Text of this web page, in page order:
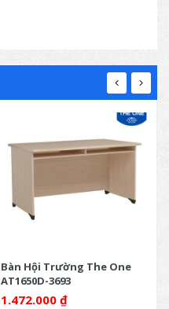
Bàn Hội Trường The One
AT1650D-3693
1.472.000 ₫